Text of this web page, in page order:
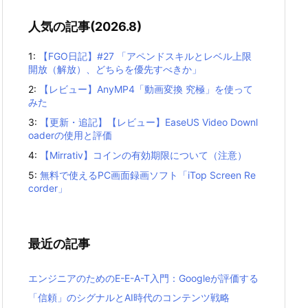
人気の記事(2026.8)
1:
【FGO日記】#27 「アペンドスキルとレベル上限
開放（解放）、どちらを優先すべきか」
2:
【レビュー】AnyMP4「動画変換 究極」を使って
みた
3:
【更新・追記】【レビュー】EaseUS Video Downl
oaderの使用と評価
4:
【Mirrativ】コインの有効期限について（注意）
5: 無料で使えるPC画面録画ソフト「iTop Screen Re
corder」
最近の記事
エンジニアのためのE-E-A-T入門：Googleが評価する
「信頼」のシグナルとAI時代のコンテンツ戦略